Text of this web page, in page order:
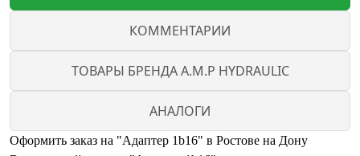
КОММЕНТАРИИ
ТОВАРЫ БРЕНДА A.M.P HYDRAULIC
АНАЛОГИ
Оформить заказ на "Адаптер 1b16" в Ростове на Дону